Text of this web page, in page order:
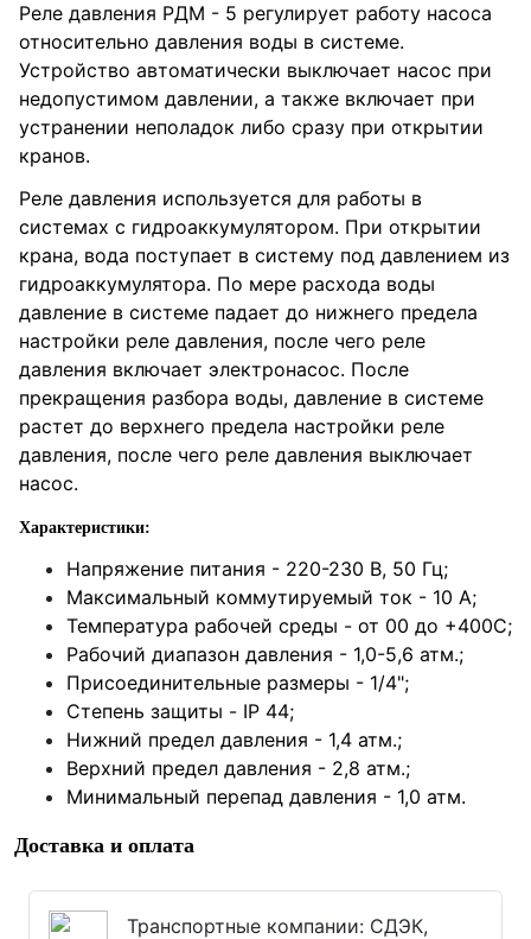
Реле давления РДМ - 5 регулирует работу насоса
относительно давления воды в системе.
Устройство автоматически выключает насос при
недопустимом давлении, а также включает при
устранении неполадок либо сразу при открытии
кранов.
Реле давления используется для работы в
системах с гидроаккумулятором. При открытии
крана, вода поступает в систему под давлением из
гидроаккумулятора. По мере расхода воды
давление в системе падает до нижнего предела
настройки реле давления, после чего реле
давления включает электронасос. После
прекращения разбора воды, давление в системе
растет до верхнего предела настройки реле
давления, после чего реле давления выключает
насос.
Характеристики:
Напряжение питания - 220-230 В, 50 Гц;
Максимальный коммутируемый ток - 10 А;
Температура рабочей среды - от 00 до +400С;
Рабочий диапазон давления - 1,0-5,6 атм.;
Присоединительные размеры - 1/4";
Степень защиты - IP 44;
Нижний предел давления - 1,4 атм.;
Верхний предел давления - 2,8 атм.;
Минимальный перепад давления - 1,0 атм.
Доставка и оплата
Транспортные компании: СДЭК,